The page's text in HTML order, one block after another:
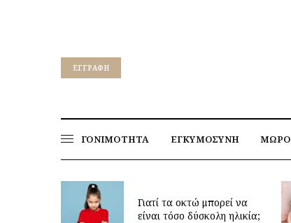
EΓΓΡΑΦΉ
ΓΟΝΙΜΟΤΗΤΑ ΕΓΚΥΜΟΣΥΝΗ ΜΩΡΟ
Γιατί τα οκτώ μπορεί να
είναι τόσο δύσκολη ηλικία;